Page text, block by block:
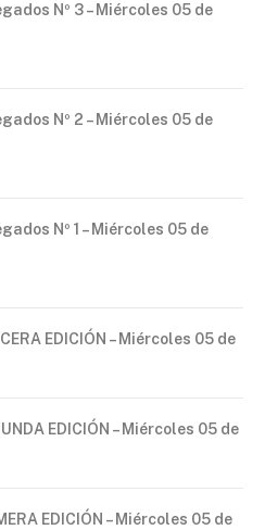
Nº 3 – Miércoles 05 de
Nº 2 – Miércoles 05 de
Nº 1 – Miércoles 05 de
EDICIÓN – Miércoles 05 de
EDICIÓN – Miércoles 05 de
EDICIÓN – Miércoles 05 de